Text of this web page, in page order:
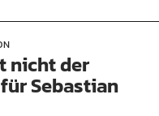
nicht der
Sebastian